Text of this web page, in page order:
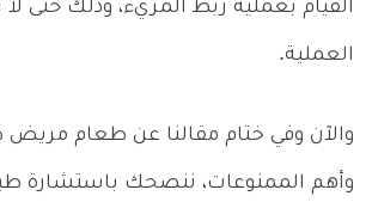
القيام بعملية ربط المريء، وذلك حتى
العملية.
والآن وفي ختام مقالنا عن طعام مريض
وأهم الممنوعات، ننصحك باستشارة